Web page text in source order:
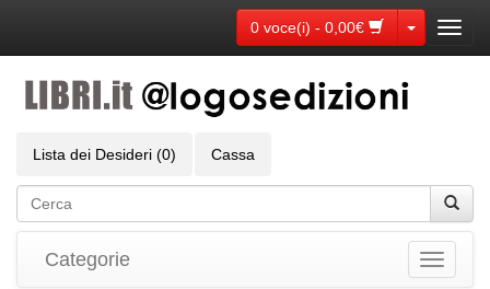
0 voce(i) - 0,00€ Toggle
Lista dei Desideri (0) Cassa
Toggle
Categorie